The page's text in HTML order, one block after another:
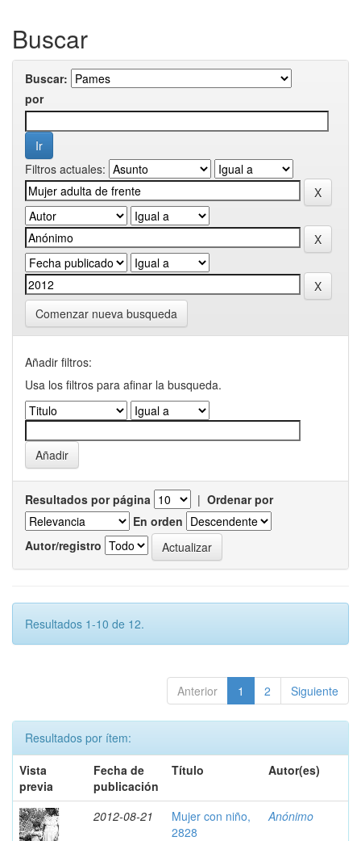
Buscar
Buscar:
por
Filtros actuales:
Comenzar nueva busqueda
Añadir filtros:
Usa los filtros para afinar la busqueda.
Resultados por página | Ordenar por
En orden
Autor/registro
Resultados 1-10 de 12.
Anterior 1 2 Siguiente
Resultados por ítem:
Vista
previa
Fecha de
publicación
Título Autor(es)
2012-08-21
Mujer con niño,
2828
Anónimo